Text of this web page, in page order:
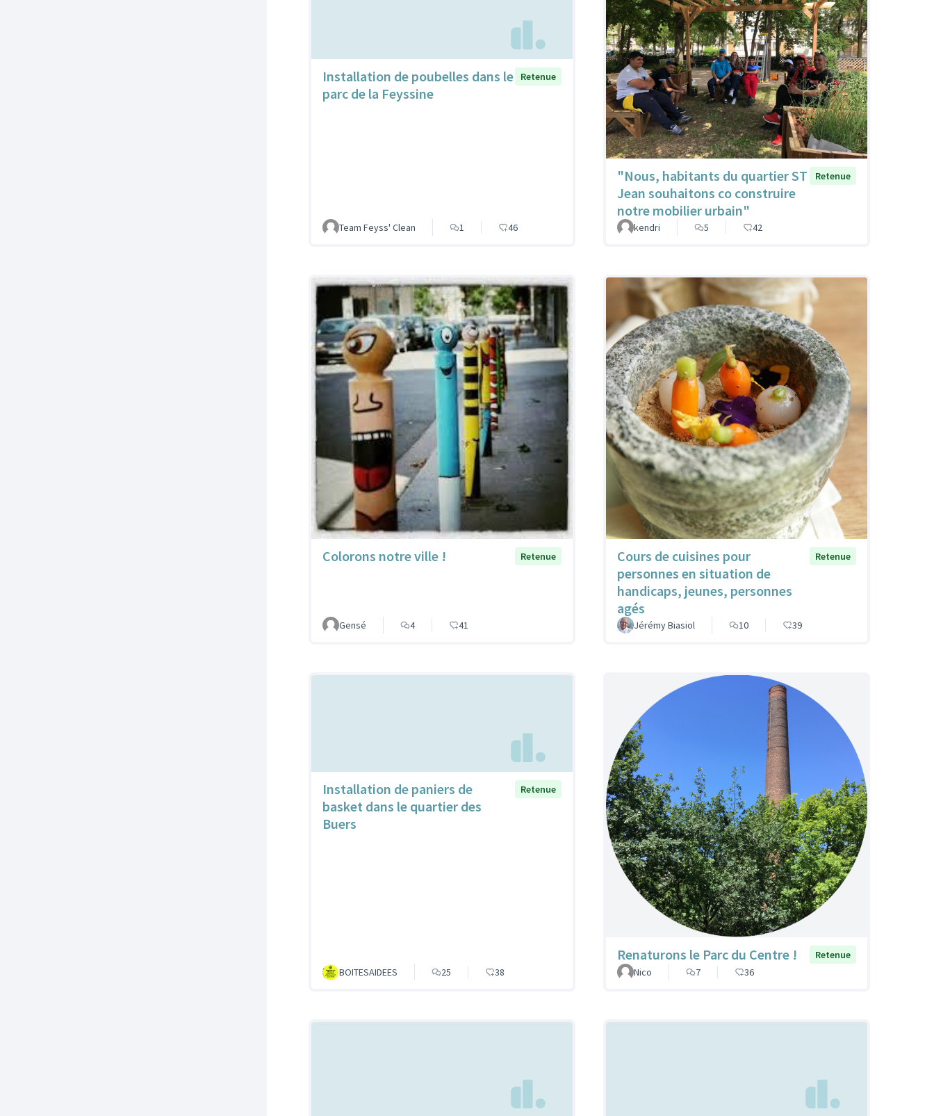
Installation de poubelles dans le
parc de la Feyssine
Retenue
Team Feyss' Clean 1 46
"Nous, habitants du quartier ST
Jean souhaitons co construire
notre mobilier urbain"
Retenue
kendri 5 42
Colorons notre ville ! Retenue
Gensé 4 41
Cours de cuisines pour
personnes en situation de
handicaps, jeunes, personnes
agés
Retenue
Jérémy Biasiol 10 39
Installation de paniers de
basket dans le quartier des
Buers
Retenue
BOITESAIDEES 25 38
Renaturons le Parc du Centre !
Retenue
Nico
7 36